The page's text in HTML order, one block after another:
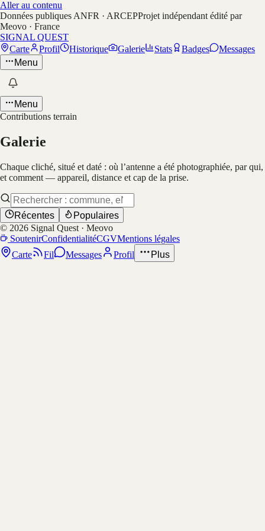
Aller au contenu
Données publiques ANFR · ARCEPProjet indépendant édité par
Meovo · France
SIGNAL QUEST
Carte
Profil Historique Galerie Stats Badges
Messages
Menu
Menu
Contributions terrain
Galerie
Chaque cliché, situé et daté : où l’antenne a été photographiée, par qui,
et comment — appareil, distance et cap de la prise.
Récentes
Populaires
© 2026 Signal Quest · Meovo
SoutenirConfidentialitéCGVMentions légales
Carte
Fil Messages Profil Plus